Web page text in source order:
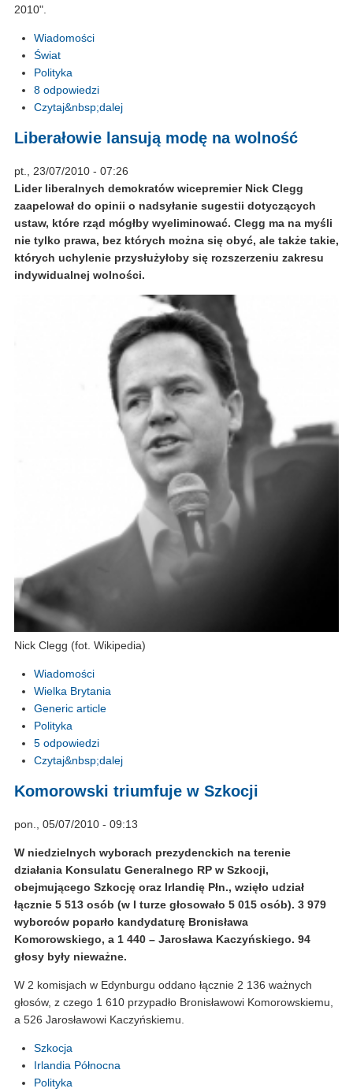
2010".
Wiadomości
Świat
Polityka
8 odpowiedzi
Czytaj&nbsp;dalej
Liberałowie lansują modę na wolność
pt., 23/07/2010 - 07:26
Lider liberalnych demokratów wicepremier Nick Clegg
zaapelował do opinii o nadsyłanie sugestii dotyczących
ustaw, które rząd mógłby wyeliminować. Clegg ma na myśli
nie tylko prawa, bez których można się obyć, ale także takie,
których uchylenie przysłużyłoby się rozszerzeniu zakresu
indywidualnej wolności.
Nick Clegg (fot. Wikipedia)
Wiadomości
Wielka Brytania
Generic article
Polityka
5 odpowiedzi
Czytaj&nbsp;dalej
Komorowski triumfuje w Szkocji
pon., 05/07/2010 - 09:13
W niedzielnych wyborach prezydenckich na terenie
działania Konsulatu Generalnego RP w Szkocji,
obejmującego Szkocję oraz Irlandię Płn., wzięło udział
łącznie 5 513 osób (w I turze głosowało 5 015 osób). 3 979
wyborców poparło kandydaturę Bronisława
Komorowskiego, a 1 440 – Jarosława Kaczyńskiego. 94
głosy były nieważne.
W 2 komisjach w Edynburgu oddano łącznie 2 136 ważnych
głosów, z czego 1 610 przypadło Bronisławowi Komorowskiemu,
a 526 Jarosławowi Kaczyńskiemu.
Szkocja
Irlandia Północna
Polityka